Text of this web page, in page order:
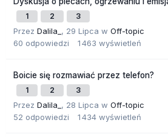
1 2 3
Przez Dalila_ , 29 Lipca w Off-topic
60 odpowiedzi 1 463 wyświetleń
Boicie się rozmawiać przez telefon?
1 2 3
Przez Dalila_ , 28 Lipca w Off-topic
52 odpowiedzi 1 434 wyświetleń